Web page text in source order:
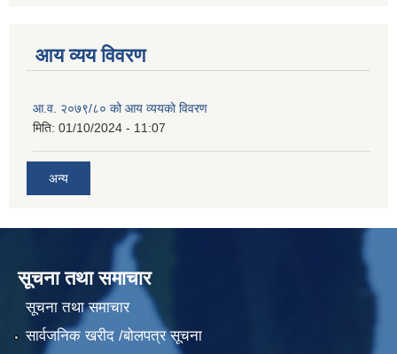
आय व्यय विवरण
आ.व. २०७९/८० को आय व्ययको विवरण
मिति: 01/10/2024 - 11:07
अन्य
सूचना तथा समाचार
सूचना तथा समाचार
सार्वजनिक खरीद /बोलपत्र सूचना